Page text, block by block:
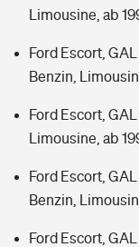
Limousine, ab
Ford Escort, GAL
Benzin,
Ford Escort, GAL
Limousine, ab
Ford Escort, GAL
Benzin,
Ford Escort, GAL